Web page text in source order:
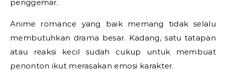
penggemar.
Anime romance yang baik memang tidak selalu
membutuhkan drama besar. Kadang, satu tatapan
atau reaksi kecil sudah cukup untuk membuat
penonton ikut merasakan emosi karakter.